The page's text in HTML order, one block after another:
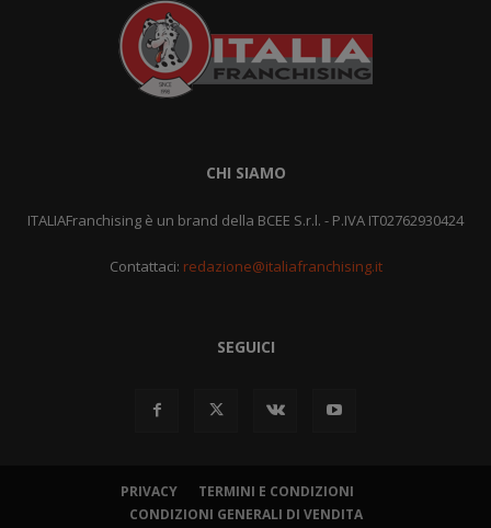
CHI SIAMO
ITALIAFranchising è un brand della BCEE S.r.l. - P.IVA IT02762930424
Contattaci: redazione@italiafranchising.it
SEGUICI
PRIVACY
TERMINI E CONDIZIONI
CONDIZIONI GENERALI DI VENDITA